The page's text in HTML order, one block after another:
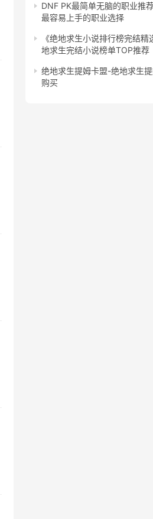
DNF PK最简单无脑的职业推
最容易上手的职业选择
《绝地求生小说排行榜完结精
地求生完结小说榜单TOP推荐
绝地求生提姆卡盟-绝地求生
购买